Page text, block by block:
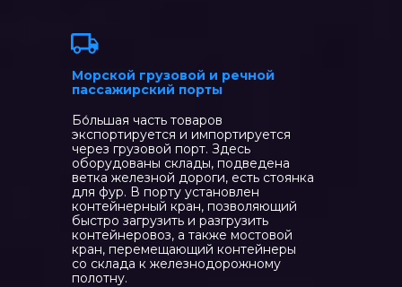
Морской грузовой и речной
пассажирский порты
Бо́льшая часть товаров
экспортируется и импортируется
через грузовой порт. Здесь
оборудованы склады, подведена
ветка железной дороги, есть стоянка
для фур. В порту установлен
контейнерный кран, позволяющий
быстро загрузить и разгрузить
контейнеровоз, а также мостовой
кран, перемещающий контейнеры
со склада к железнодорожному
полотну.